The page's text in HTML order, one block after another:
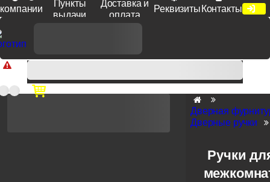
компании
Пункты
выдачи
Доставка и
оплата
Реквизиты Контакты
Доп. скидка от цен на сайте 7% при заказе от 50 тыс. руб
продукции Venezia, Fratelli, Tupai, Extreza, Melodia, Forme при
оплате по счету.
Дверная
Дверные ручки
Ручки